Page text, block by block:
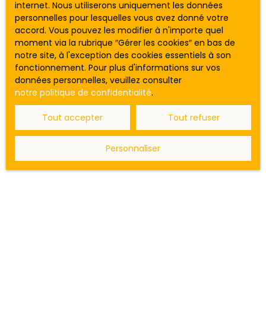
internet. Nous utiliserons uniquement les données
personnelles pour lesquelles vous avez donné votre
accord. Vous pouvez les modifier à n'importe quel
moment via la rubrique ″Gérer les cookies″ en bas de
notre site, à l'exception des cookies essentiels à son
fonctionnement. Pour plus d'informations sur vos
données personnelles, veuillez consulter
notre politique de confidentialité.
Tout accepter Tout refuser
Personnaliser